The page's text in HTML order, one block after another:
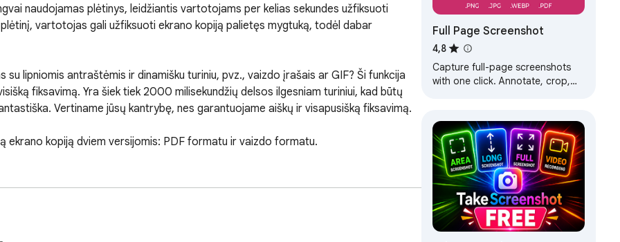
naudojamas plėtinys, leidžiantis vartotojams per kelias sekundes užfiksuoti
vartotojas gali užfiksuoti ekrano kopiją palietęs mygtuką, todėl dabar
lipniomis antraštėmis ir dinamišku turiniu, pvz., vaizdo įrašais ar GIF? Ši funkcija
fiksavimą. Yra šiek tiek 2000 milisekundžių delsos ilgesniam turiniui, kad būtų
Vertiname jūsų kantrybę, nes garantuojame aiškų ir visapusišką fiksavimą.
kopiją dviem versijomis: PDF formatu ir vaizdo formatu.
daugybę apkarpymo funkcijų, vartotojai gali lengvai apkarpyti ekrano
Full Page Screenshot
4,8
Capture full-page screenshots
with one click. Annotate, crop,